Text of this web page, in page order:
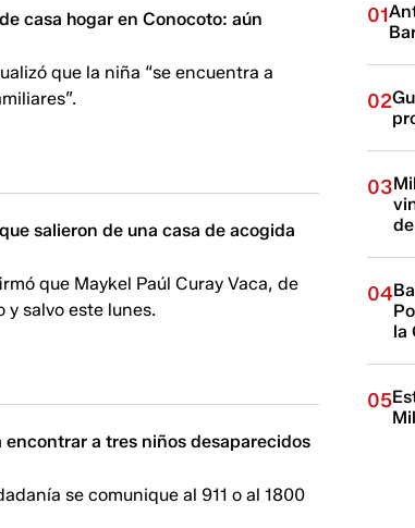
casa hogar en Conocoto: aún
que la niña “se encuentra a
salieron de una casa de acogida
que Maykel Paúl Curay Vaca, de
y salvo este lunes.
a tres niños desaparecidos
se comunique al 911 o al 1800
01
02
03
04
la
05